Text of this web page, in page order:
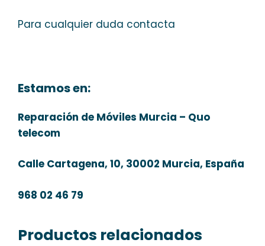
Para cualquier duda contacta
Estamos en:
Reparación de Móviles Murcia – Quo
telecom
Calle Cartagena, 10, 30002 Murcia, España
968 02 46 79
Productos relacionados